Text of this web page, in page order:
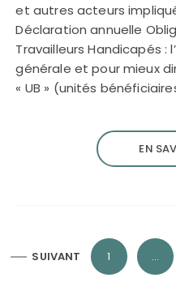
et autres acteurs
Déclaration annuelle
Travailleurs Handicapés :
générale et pour mieux
« UB » (unités
EN
SUIVANT 1 …